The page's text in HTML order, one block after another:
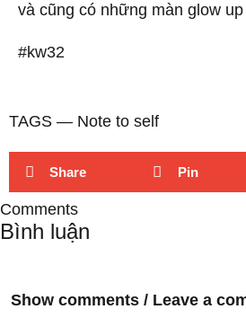
và cũng có những màn glow
#kw32
TAGS ― Note to self
Share Pin
Comments
Bình luận
Show comments / Leave a